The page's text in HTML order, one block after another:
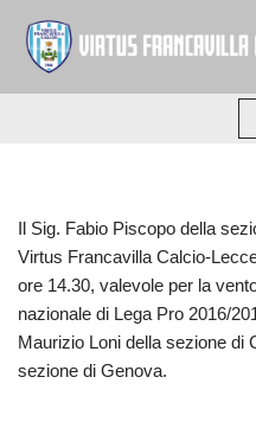
Vai
al
Il Sig. Fabio Piscopo della
Virtus Francavilla Calcio-
ore 14.30, valevole per la
nazionale di Lega Pro 2016/
Maurizio Loni della sezione di
sezione di Genova.